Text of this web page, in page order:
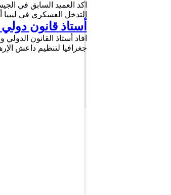
اكد العميد السابق في
التدخل العسكري في
أستاذ قانون
افاد أستاذ القانون
جغرافيا لتنظيم داعش